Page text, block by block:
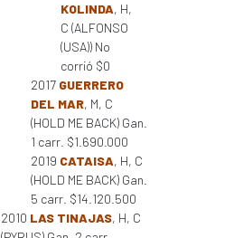
KOLINDA, H,
C (ALFONSO
(USA)) No
corrió $0
2017 GUERRERO
DEL MAR, M, C
(HOLD ME BACK) Gan.
1 carr. $1.690.000
2019 CATAISA, H, C
(HOLD ME BACK) Gan.
5 carr. $14.120.500
2010 LAS TINAJAS, H, C